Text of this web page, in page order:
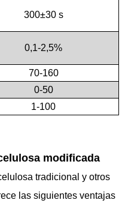
300±30 s
0,1-2,5%
70-160
0-50
1-100
modificada
tradicional y otros
las siguientes ventajas